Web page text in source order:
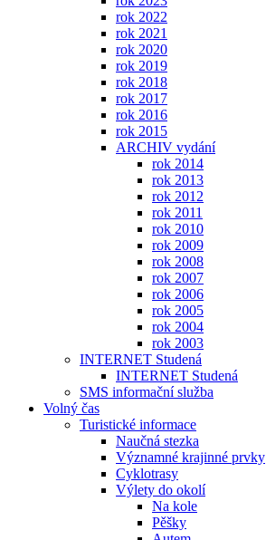
rok 2022
rok 2021
rok 2020
rok 2019
rok 2018
rok 2017
rok 2016
rok 2015
ARCHIV vydání
rok 2014
rok 2013
rok 2012
rok 2011
rok 2010
rok 2009
rok 2008
rok 2007
rok 2006
rok 2005
rok 2004
rok 2003
INTERNET Studená
INTERNET Studená
SMS informační služba
Volný čas
Turistické informace
Naučná stezka
Významné krajinné prvky
Cyklotrasy
Výlety do okolí
Na kole
Pěšky